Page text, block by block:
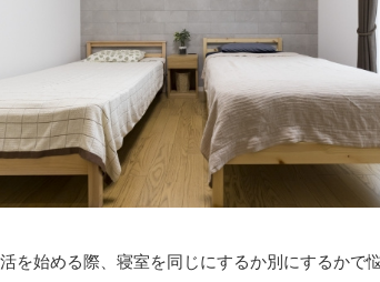
を始める際、寝室を同じにするか別にするかで